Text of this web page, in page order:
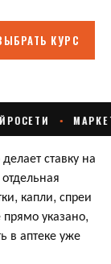
ставку на
капли, спреи
указано,
в аптеке уже